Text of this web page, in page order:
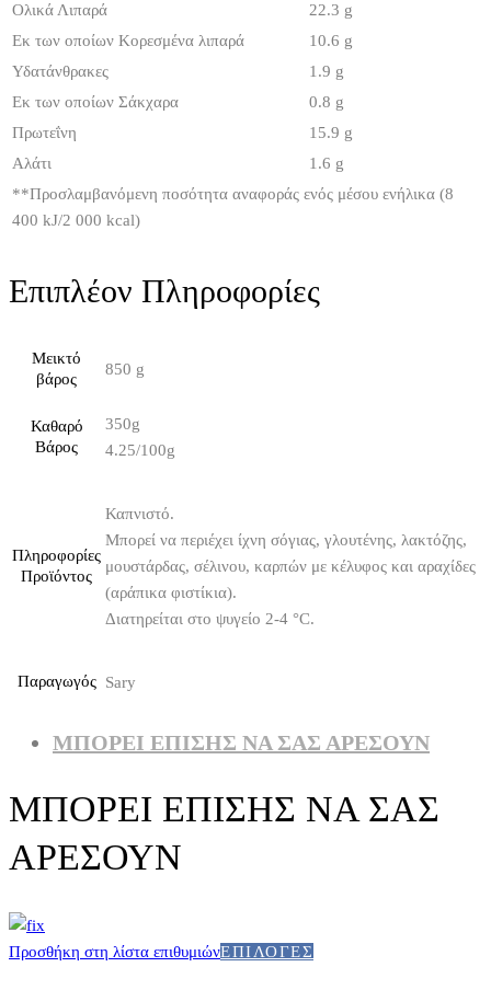
Ολικά Λιπαρά
22.3 g
Εκ των οποίων Κορεσμένα λιπαρά
10.6 g
Υδατάνθρακες
1.9 g
Εκ των οποίων Σάκχαρα
0.8 g
Πρωτεΐνη
15.9 g
Αλάτι
1.6 g
**Προσλαμβανόμενη ποσότητα αναφοράς ενός μέσου ενήλικα (8
400 kJ/2 000 kcal)
Επιπλέον Πληροφορίες
Μεικτό
βάρος
850 g
Καθαρό
Βάρος
350g
4.25/100g
Πληροφορίες
Προϊόντος
Καπνιστό.
Μπορεί να περιέχει ίχνη σόγιας, γλουτένης, λακτόζης,
μουστάρδας, σέλινου, καρπών με κέλυφος και αραχίδες
(αράπικα φιστίκια).
Διατηρείται στο ψυγείο 2-4 °C.
Παραγωγός Sary
ΜΠΟΡΕΙ ΕΠΙΣΗΣ ΝΑ ΣΑΣ ΑΡΕΣΟΥΝ
ΜΠΟΡΕΙ ΕΠΙΣΗΣ ΝΑ ΣΑΣ
ΑΡΕΣΟΥΝ
Προσθήκη στη λίστα επιθυμιώνΕΠΙΛΟΓΈΣ